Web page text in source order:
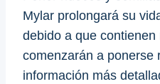
Mylar prolongará su
debido a que contienen
comenzarán a ponerse
información más